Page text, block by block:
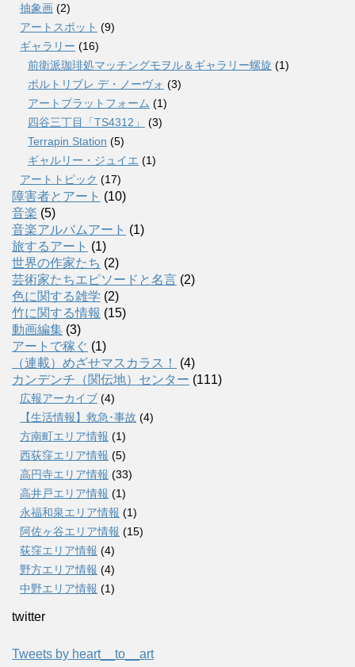
抽象画 (2)
アートスポット (9)
ギャラリー (16)
前衛派珈琲処マッチングモヲル＆ギャラリー螺旋 (1)
ポルトリブレ デ・ノーヴォ (3)
アートプラットフォーム (1)
四谷三丁目「TS4312」
(3)
Terrapin Station (5)
ギャルリー・ジュイエ (1)
アートトピック (17)
障害者とアート (10)
音楽 (5)
音楽アルバムアート (1)
旅するアート (1)
世界の作家たち (2)
芸術家たちエピソードと名言 (2)
色に関する雑学 (2)
竹に関する情報 (15)
動画編集 (3)
アートで稼ぐ (1)
（連載）めざせマスカラス！
(4)
カンデンチ（関伝地）センター (111)
広報アーカイブ (4)
【生活情報】救急･事故 (4)
方南町エリア情報 (1)
西荻窪エリア情報 (5)
高円寺エリア情報 (33)
高井戸エリア情報 (1)
永福和泉エリア情報 (1)
阿佐ヶ谷エリア情報 (15)
荻窪エリア情報 (4)
野方エリア情報 (4)
中野エリア情報 (1)
twitter
Tweets by heart__to__art